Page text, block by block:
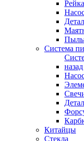
Система
назад
Китайцы
Стекла